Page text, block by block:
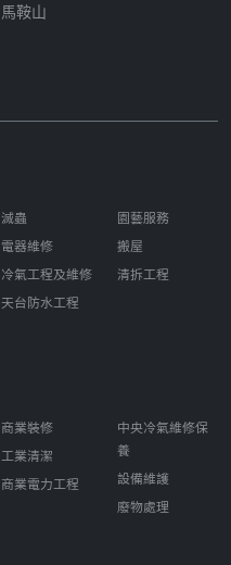
馬鞍山
滅蟲
電器維修
冷氣工程及維修
天台防水工程
園藝服務
搬屋
清拆工程
商業裝修
工業清潔
商業電力工程
中央冷氣維修保
養
設備維護
廢物處理